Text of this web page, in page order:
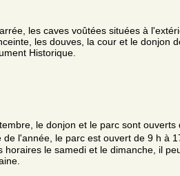
les caves voûtées situées à
les douves, la cour et le donjon
Historique.
le donjon et le parc sont ouverts
l'année, le parc est ouvert de 9 h à
horaires le samedi et le dimanche, il